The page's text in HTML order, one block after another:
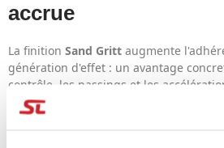
accrue
La finition Sand Gritt augmente
génération d'effet : un avantage
contrôle, les passings et les
travaillée ».